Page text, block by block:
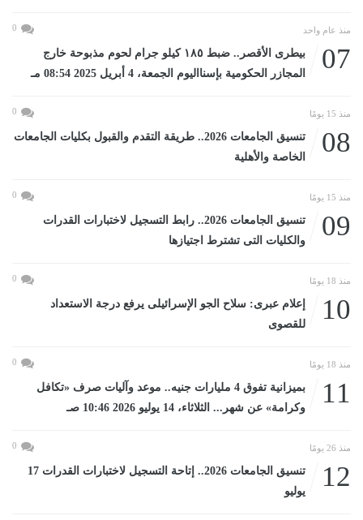
منذ عام واحد 0
07
بيطرى الأقصر.. ضبط ١٨٥ كيلو جرام لحوم مذبوحة خارج
المجازر الحكومية بإسنااليوم الجمعة، 4 أبريل 2025 08:54 مـ
منذ 15 يومًا 0
08
تنسيق الجامعات 2026.. طريقة التقدم والقبول بكليات الجامعات
الخاصة والأهلية
منذ 15 يومًا 0
09
تنسيق الجامعات 2026.. رابط التسجيل لاختبارات القدرات
والكليات التى تشترط اجتيازها
منذ 18 يومًا 0
10
إعلام عبرى: سلاح الجو الإسرائيلى يرفع درجة الاستعداد
للقصوى
منذ 18 يومًا 0
11
بميزانية تفوق 4 مليارات جنيه.. موعد وآليات صرف «تكافل
وكرامة» عن شهر... الثلاثاء، 14 يوليو 2026 10:46 صـ
منذ 26 يومًا 0
12
تنسيق الجامعات 2026.. إتاحة التسجيل لاختبارات القدرات 17
يوليو